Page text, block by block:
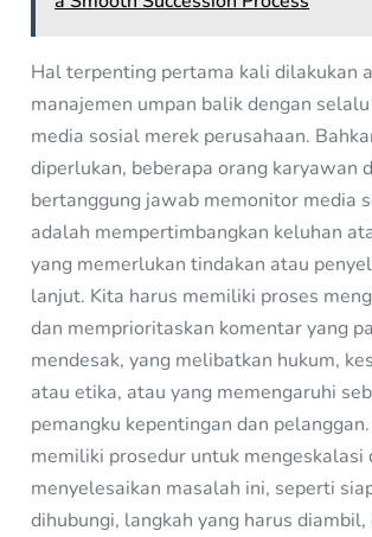
Hal terpenting pertama kali dilakukan
manajemen umpan balik dengan
media sosial merek perusahaan.
diperlukan, beberapa orang karyawan
bertanggung jawab memonitor media
adalah mempertimbangkan keluhan
yang memerlukan tindakan atau
lanjut. Kita harus memiliki proses
dan memprioritaskan komentar yang
mendesak, yang melibatkan hukum,
atau etika, atau yang memengaruhi
pemangku kepentingan dan
memiliki prosedur untuk mengeskalasi
menyelesaikan masalah ini, seperti
dihubungi, langkah yang harus diambil,